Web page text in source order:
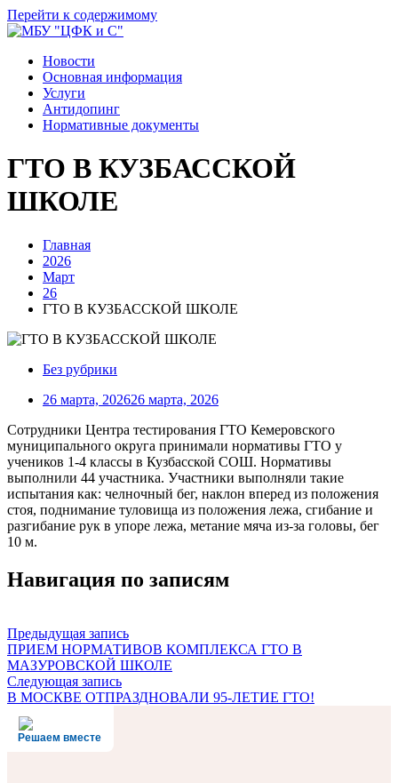
Перейти к содержимому
Новости
Основная информация
Услуги
Антидопинг
Нормативные документы
ГТО В КУЗБАССКОЙ
ШКОЛЕ
Главная
2026
Март
26
ГТО В КУЗБАССКОЙ ШКОЛЕ
Без рубрики
26 марта, 202626 марта, 2026
Сотрудники Центра тестирования ГТО Кемеровского
муниципального округа принимали нормативы ГТО у
учеников 1-4 классы в Кузбасской СОШ. Нормативы
выполнили 44 участника. Участники выполняли такие
испытания как: челночный бег, наклон вперед из положения
стоя, поднимание туловища из положения лежа, сгибание и
разгибание рук в упоре лежа, метание мяча из-за головы, бег
10 м.
Навигация по записям
Предыдущая запись
ПРИЕМ НОРМАТИВОВ КОМПЛЕКСА ГТО В
МАЗУРОВСКОЙ ШКОЛЕ
Следующая запись
В МОСКВЕ ОТПРАЗДНОВАЛИ 95-ЛЕТИЕ ГТО!
Решаем вместе